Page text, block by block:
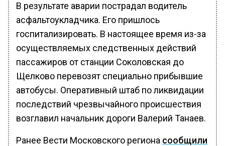
В результате аварии пострадал водитель
асфальтоукладчика. Его пришлось
госпитализировать. В настоящее время из-за
осуществляемых следственных действий
пассажиров от станции Соколовская до
Щелково перевозят специально прибывшие
автобусы. Оперативный штаб по ликвидации
последствий чрезвычайного происшествия
возглавил начальник дороги Валерий Танаев.
Ранее Вести Московского региона сообщили